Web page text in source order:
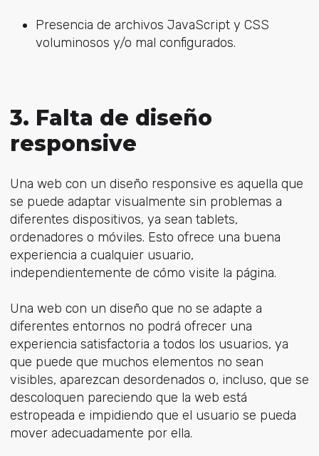
Presencia de archivos JavaScript y CSS
voluminosos y/o mal configurados.
3. Falta de diseño
responsive
Una web con un diseño responsive es aquella que
se puede adaptar visualmente sin problemas a
diferentes dispositivos, ya sean tablets,
ordenadores o móviles. Esto ofrece una buena
experiencia a cualquier usuario,
independientemente de cómo visite la página.
Una web con un diseño que no se adapte a
diferentes entornos no podrá ofrecer una
experiencia satisfactoria a todos los usuarios, ya
que puede que muchos elementos no sean
visibles, aparezcan desordenados o, incluso, que se
descoloquen pareciendo que la web está
estropeada e impidiendo que el usuario se pueda
mover adecuadamente por ella.